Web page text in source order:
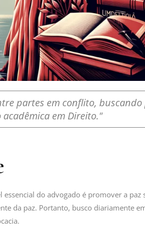
partes em conflito, buscando
em Direito."
do advogado é promover a
da paz. Portanto, busco diariamente